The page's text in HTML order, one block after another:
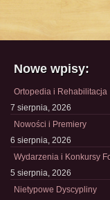
Nowe wpisy:
Ortopedia i Rehabilitacja
7 sierpnia, 2026
Nowości i Premiery
6 sierpnia, 2026
Wydarzenia i Konkursy
5 sierpnia, 2026
Nietypowe Dyscypliny